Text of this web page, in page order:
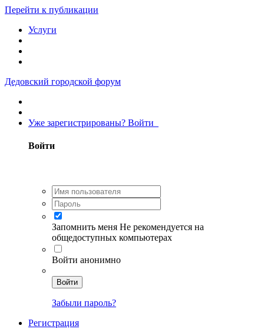
Перейти к публикации
Услуги
Дедовский городской форум
Уже зарегистрированы? Войти
Войти
Запомнить меня Не рекомендуется на
общедоступных компьютерах
Войти анонимно
Войти
Забыли пароль?
Регистрация